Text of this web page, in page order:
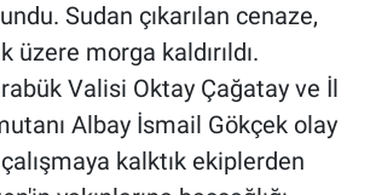
Sudan çıkarılan cenaze,
üzere morga kaldırıldı.
Valisi Oktay Çağatay ve İl
Albay İsmail Gökçek olay
kalktık ekiplerden